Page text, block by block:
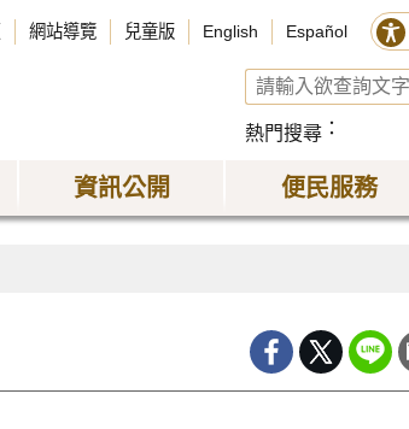
網站導覽 兒童版 English Español
熱門搜尋
資訊公開 便民服務